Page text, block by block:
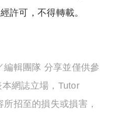
許可，不得轉載。
輯團隊 分享並僅供參
網誌立場，Tutor
招至的損失或損害，